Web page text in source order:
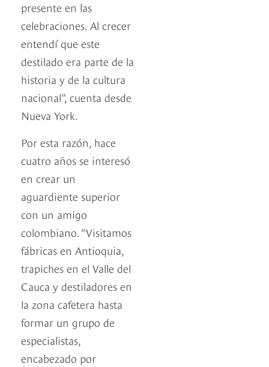
presente en las
celebraciones. Al crecer
entendí que este
destilado era parte de la
historia y de la cultura
nacional”, cuenta desde
Nueva York.
Por esta razón, hace
cuatro años se interesó
en crear un
aguardiente superior
con un amigo
colombiano. “Visitamos
fábricas en Antioquia,
trapiches en el Valle del
Cauca y destiladores en
la zona cafetera hasta
formar un grupo de
especialistas,
encabezado por